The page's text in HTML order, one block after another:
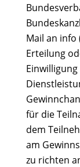
Mail an info
Erteilung
für die
dem
am
zu richten